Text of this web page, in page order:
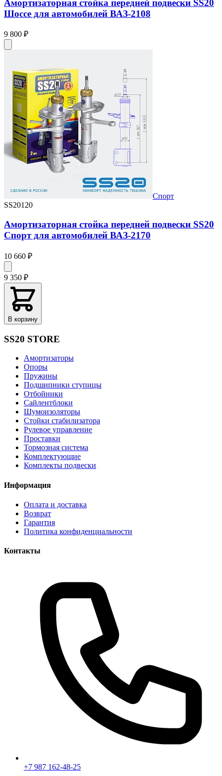
Амортизаторная стойка передней подвески SS20
Шоссе для автомобилей ВАЗ-2108
9 800 ₽
Спорт
SS20120
Амортизаторная стойка передней подвески SS20
Спорт для автомобилей ВАЗ-2170
10 660 ₽
9 350 ₽
В корзину
SS20 STORE
Амортизаторы
Опоры
Пружины
Подшипники ступицы
Отбойники
Сайлентблоки
Шумоизоляторы
Стойки стабилизатора
Рулевое управление
Проставки
Тормозная система
Комплектующие
Комплекты подвески
Информация
Оплата и доставка
Возврат
Гарантия
Политика конфиденциальности
Контакты
+7 987 162-48-25